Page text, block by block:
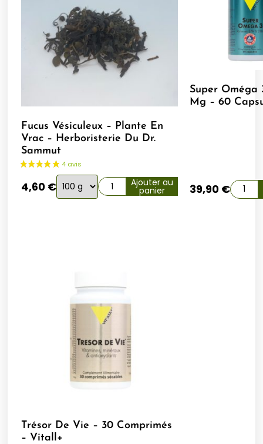
Fucus Vésiculeux – Plante En
Vrac – Herboristerie Du Dr.
Sammut
4,60 €Choix
de
Ajouter au
panier
Super Oméga
Mg – 60
39,90 €
Trésor De Vie – 30 Comprimés
– Vitall+